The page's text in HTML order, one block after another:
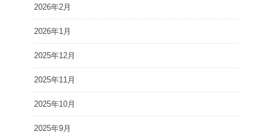
2026年2月
2026年1月
2025年12月
2025年11月
2025年10月
2025年9月